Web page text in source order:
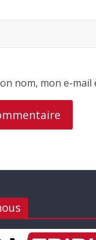
nom, mon e-